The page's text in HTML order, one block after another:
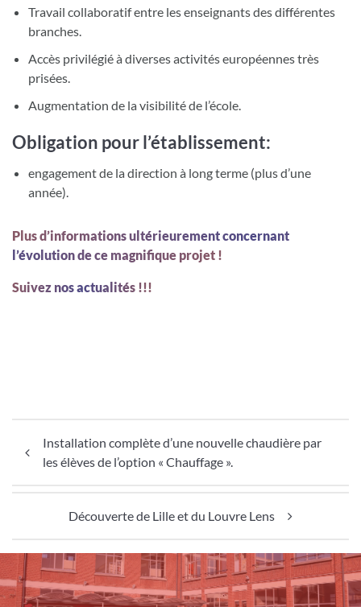
Travail collaboratif entre les enseignants des différentes
branches.
Accès privilégié à diverses activités européennes très
prisées.
Augmentation de la visibilité de l’école.
Obligation pour l’établissement:
engagement de la direction à long terme (plus d’une
année).
Plus d’informations ultérieurement concernant
l’évolution de ce magnifique projet !
Suivez nos actualités !!!
Installation complète d’une nouvelle chaudière par
les élèves de l’option « Chauffage ».
Découverte de Lille et du Louvre Lens